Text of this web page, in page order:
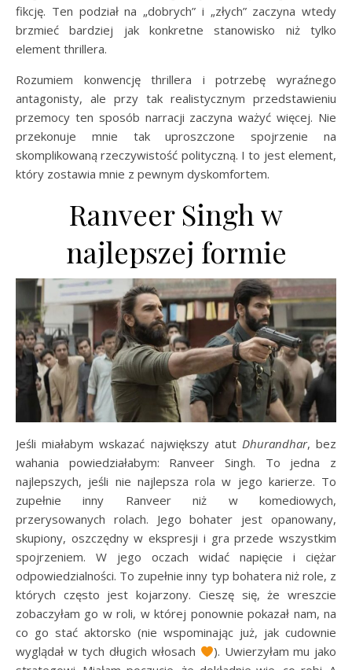
fikcję. Ten podział na „dobrych” i „złych” zaczyna wtedy
brzmieć bardziej jak konkretne stanowisko niż tylko
element thrillera.
Rozumiem konwencję thrillera i potrzebę wyraźnego
antagonisty, ale przy tak realistycznym przedstawieniu
przemocy ten sposób narracji zaczyna ważyć więcej. Nie
przekonuje mnie tak uproszczone spojrzenie na
skomplikowaną rzeczywistość polityczną. I to jest element,
który zostawia mnie z pewnym dyskomfortem.
Ranveer Singh w
najlepszej formie
Jeśli miałabym wskazać największy atut Dhurandhar, bez
wahania powiedziałabym: Ranveer Singh. To jedna z
najlepszych, jeśli nie najlepsza rola w jego karierze. To
zupełnie inny Ranveer niż w komediowych,
przerysowanych rolach. Jego bohater jest opanowany,
skupiony, oszczędny w ekspresji i gra przede wszystkim
spojrzeniem. W jego oczach widać napięcie i ciężar
odpowiedzialności. To zupełnie inny typ bohatera niż role, z
których często jest kojarzony. Cieszę się, że wreszcie
zobaczyłam go w roli, w której ponownie pokazał nam, na
co go stać aktorsko (nie wspominając już, jak cudownie
wyglądał w tych długich włosach
). Uwierzyłam mu jako